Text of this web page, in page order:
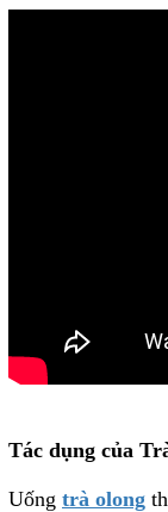
Tác dụng của
Uống trà olong